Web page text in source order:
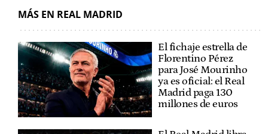
MÁS EN REAL MADRID
El fichaje estrella de
Florentino Pérez
para José Mourinho
ya es oficial: el Real
Madrid paga 130
millones de euros